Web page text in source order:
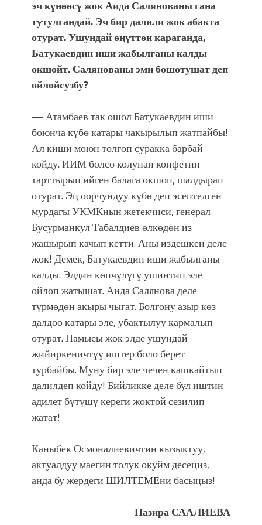
болмок”
эч күнөөсү жок Аида Салянованы гана
тутулгандай.Эч бир далили жок абакта
отурат. Ушундай өңүттөн караганда,
Батукаевдин иши жабылганы калды
окшойт. Салянованы эми бошотушат деп
ойлойсузбу?
— Атамбаев так ошол Батукаевдин иши
боюнча күбө катары чакырылып жатпайбы!
Ал киши моюн толгоп суракка барбай
койду. ИИМ болсо колунан конфетин
тарттырып ийген балага окшоп, шалдырап
отурат. Эң оорчундуу күбө деп эсептелген
мурдагы УКМКнын жетекчиси, генерал
Бусурманкул Табалдиев өлкөдөн из
жашырып качып кетти. Аны издешкен деле
жок! Демек, Батукаевдин иши жабылганы
калды. Элдин көпчүлүгү ушинтип эле
ойлоп жатышат. Аида Салянова деле
түрмөдөн акыры чыгат. Болгону азыр көз
далдоо катары эле, убактылуу кармалып
отурат. Намысы жок элде ушундай
жийиркеничтүү иштер боло берет
турбайбы. Муну бир эле чечен кашкайтып
далилдеп койду! Бийликке деле бул иштин
адилет бүтүшү кереги жоктой сезилип
жатат!
Каныбек Осмоналиевичтин кызыктуу,
актуалдуу маегин толук окуйм десеңиз,
анда бу жердегиШИЛТЕМЕни басыңыз!
Назира СААЛИЕВА